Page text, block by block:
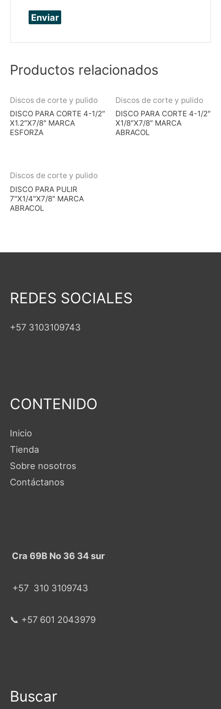
Productos relacionados
Discos de corte y pulido
DISCO PARA CORTE 4-1/2″
X1.2″X7/8″ MARCA
ESFORZA
Discos de corte y pulido
DISCO PARA CORTE 4-1/2″
X1/8″X7/8″ MARCA
ABRACOL
Discos de corte y pulido
DISCO PARA PULIR
7″X1/4″X7/8″ MARCA
ABRACOL
REDES SOCIALES
+57 3103109743
CONTENIDO
Inicio
Tienda
Sobre nosotros
Contáctanos
Cra 69B No 36 34 sur
+57 310 3109743
📞 +57 601 2043979
Buscar